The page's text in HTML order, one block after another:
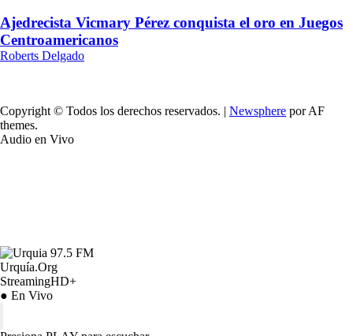
Ajedrecista Vicmary Pérez conquista el oro en Juegos
Centroamericanos
Roberts Delgado
Copyright © Todos los derechos reservados. | Newsphere por AF
themes.
Audio en Vivo
Urquía.Org
StreamingHD+
● En Vivo